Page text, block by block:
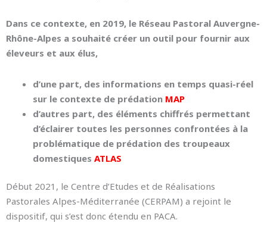
Dans ce contexte, en 2019, le Réseau Pastoral Auvergne-
Rhône-Alpes a souhaité créer un outil pour fournir aux
éleveurs et aux élus,
d’une part, des informations en temps quasi-réel
sur le contexte de prédation MAP
d’autres part, des éléments chiffrés permettant
d’éclairer toutes les personnes confrontées à la
problématique de prédation des troupeaux
domestiques ATLAS
Début 2021, le Centre d’Etudes et de Réalisations
Pastorales Alpes-Méditerranée (CERPAM) a rejoint le
dispositif, qui s’est donc étendu en PACA.